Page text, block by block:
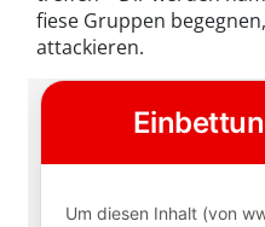
fiese Gruppen
attackieren.